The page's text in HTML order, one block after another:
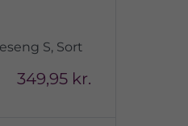
S, Sort
349,95 kr.